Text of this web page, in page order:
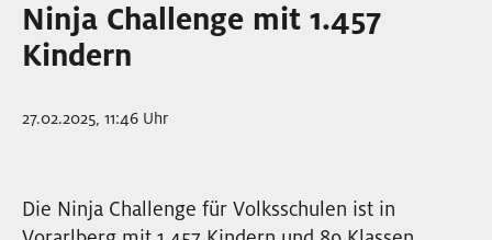
PROJEKTE
VISION
Ninja Challenge mit 1.457
Kindern
27.02.2025, 11:46 Uhr
Die Ninja Challenge für Volksschulen ist in